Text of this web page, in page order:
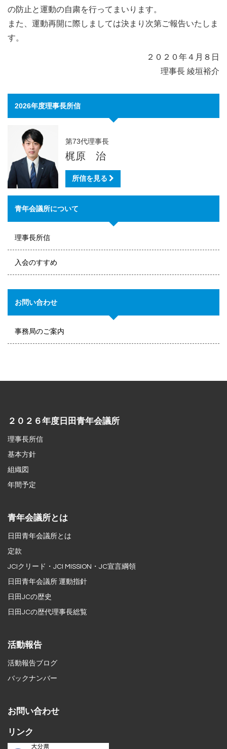
の防止と運動の自粛を行ってまいります。
また、運動再開に際しましては決まり次第ご報告いたしま
す。
２０２０年４月８日
理事長 綾垣裕介
2026年度理事長所信
第73代理事長
梶原 治
所信を見る
青年会議所について
理事長所信
入会のすすめ
お問い合わせ
事務局のご案内
２０２６年度日田青年会議所
理事長所信
基本方針
組織図
年間予定
青年会議所とは
日田青年会議所とは
定款
JCIクリード・JCI MISSION・JC宣言綱領
日田青年会議所 運動指針
日田JCの歴史
日田JCの歴代理事長総覧
活動報告
活動報告ブログ
バックナンバー
お問い合わせ
リンク